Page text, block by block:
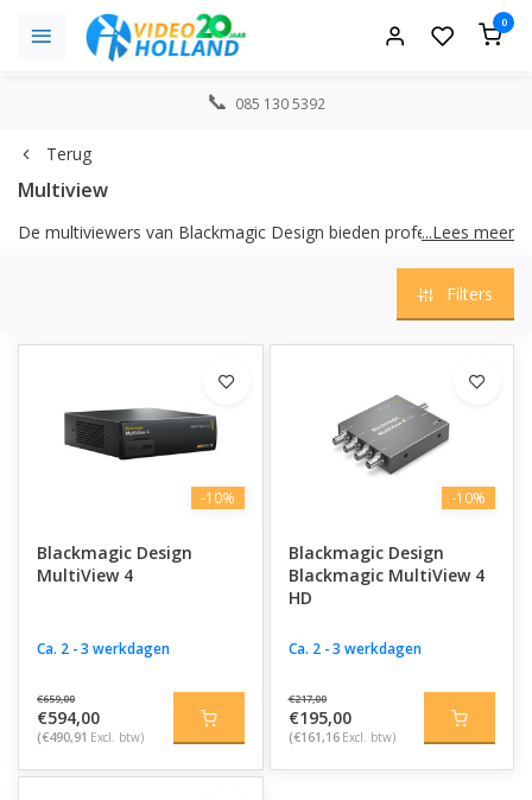
0
085 130 5392
Terug
Multiview
De multiviewers van Blackmagic Design bieden professionele
playbacksystemen en live feeds tegelijk binnen één
overzichtelijke weergave.
Blackmagic multiviewers zijn ontworpen voor regieruimtes,
studio’s en mobiele producties waar snelheid, overzicht en
betrouwbare monitoring essentieel zijn. Dankzij ondersteuning
voor HD, Ultra HD en 4K workflows, gecombineerd met
professionele SDI-connectiviteit, integreren de systemen
naadloos binnen moderne live productieomgevingen.
Met flexibele layouts, realtime beeldcontrole en hoogwaardige
videoweergave bieden Blackmagic multiviewers maximale
professionele videoproducties. Ideaal voor productiehuizen en
broadcasters die efficiënt willen werken met meerdere
videostreams tegelijk.
...Lees meer
Filters
-10%
Blackmagic Design
MultiView 4
Ca. 2 - 3 werkdagen
€659,00
€594,00
(€490,91 Excl. btw)
-10%
Blackmagic Design
Blackmagic MultiView 4
HD
Ca. 2 - 3 werkdagen
€217,00
€195,00
(€161,16 Excl. btw)